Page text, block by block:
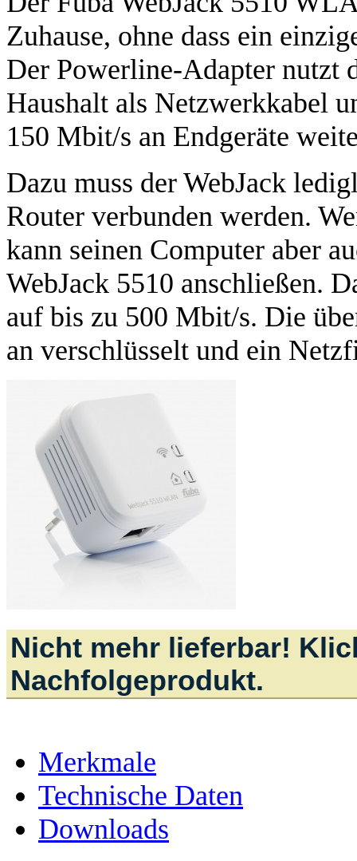
Zuhause, ohne dass ein
Der Powerline-Adapter nutzt
Haushalt als Netzwerkkabel
150 Mbit/s an Endgeräte
Dazu muss der WebJack
Router verbunden werden.
kann seinen Computer aber
WebJack 5510 anschließen.
auf bis zu 500 Mbit/s. Die
an verschlüsselt und ein
Nicht mehr lieferbar!
Nachfolgeprodukt.
Merkmale
Technische Daten
Downloads